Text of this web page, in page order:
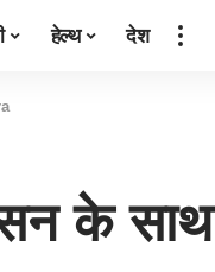
हेल्थ देश
के